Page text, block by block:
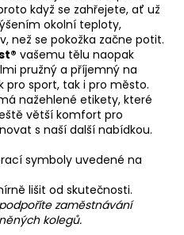
když se zahřejete, ať už
okolní teploty,
než se pokožka začne potit.
vašemu tělu naopak
pružný a příjemný na
pro sport, tak i pro město.
nažehlené etikety, které
větší komfort pro
s naší další nabídkou.
symboly uvedené na
lišit od skutečnosti.
zaměstnávání
kolegů.